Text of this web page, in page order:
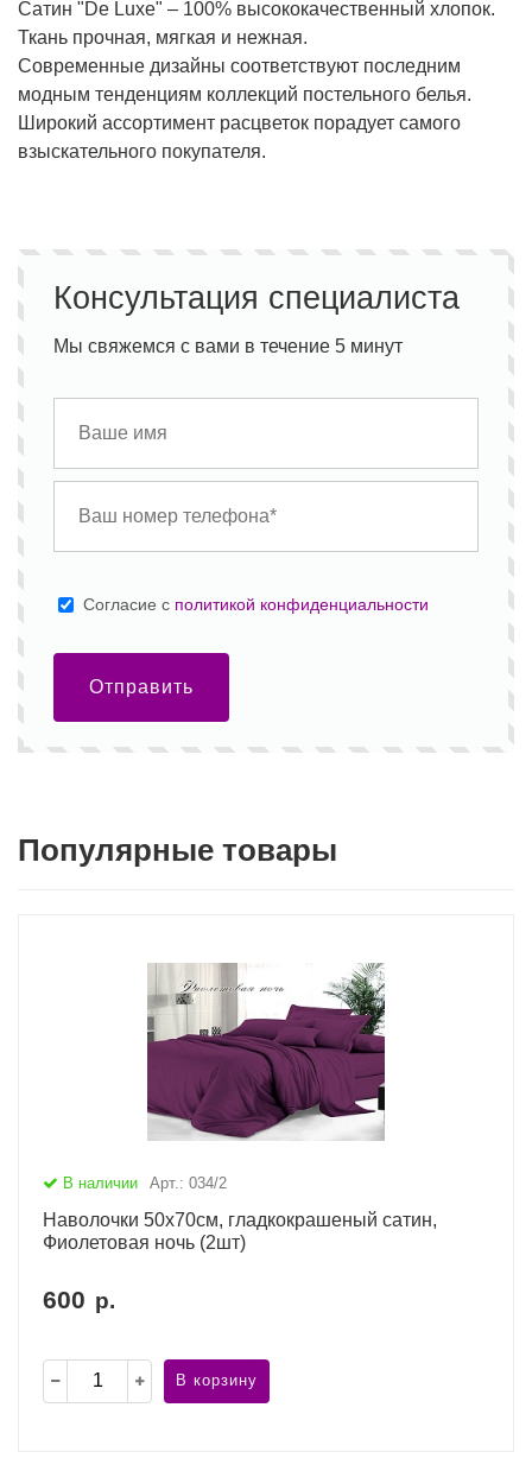
Сатин "De Luxe" – 100% высококачественный хлопок.
Ткань прочная, мягкая и нежная.
Современные дизайны соответствуют последним
модным тенденциям коллекций постельного белья.
Широкий ассортимент расцветок порадует самого
взыскательного покупателя.
Консультация специалиста
Мы свяжемся с вами в течение 5 минут
Cогласие с политикой конфиденциальности
Отправить
Популярные товары
В наличии Арт.: 034/2
Наволочки 50х70см, гладкокрашеный сатин,
Фиолетовая ночь (2шт)
600 р.
В корзину